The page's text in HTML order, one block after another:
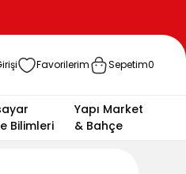
Favorilerim Sepetim0
Bilimleri
Yapı Market
& Bahçe